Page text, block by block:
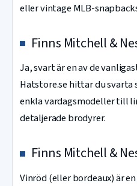
eller vintage MLB-
Finns Mitchell &
Ja, svart är en av de
Hatstore.se hittar du
enkla vardagsmodeller till
detaljerade brodyrer.
Finns Mitchell &
Vinröd (eller bordeaux) är